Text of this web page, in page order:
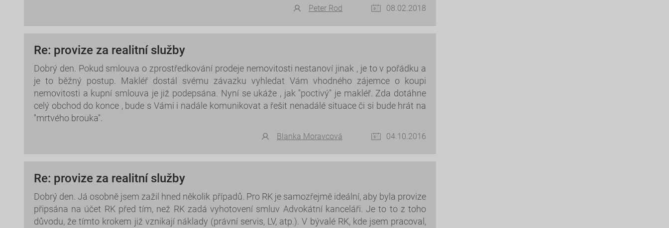
Peter Rod 08.02.2018
Re: provize za realitní služby
Dobrý den. Pokud smlouva o zprostředkování prodeje nemovitosti nestanoví jinak , je to v pořádku a
je to běžný postup. Makléř dostál svému závazku vyhledat Vám vhodného zájemce o koupi
nemovitosti a kupní smlouva je již podepsána. Nyní se ukáže , jak ''poctivý'' je makléř. Zda dotáhne
celý obchod do konce , bude s Vámi i nadále komunikovat a řešit nenadálé situace či si bude hrát na
''mrtvého brouka''.
Blanka Moravcová 04.10.2016
Re: provize za realitní služby
Dobrý den. Já osobně jsem zažil hned několik případů. Pro RK je samozřejmě ideální, aby byla provize
připsána na účet RK před tím, než RK zadá vyhotovení smluv Advokátní kanceláři. Je to to z toho
důvodu, že tímto krokem již vznikají náklady (právní servis, LV, atp.). V bývalé RK, kde jsem pracoval,